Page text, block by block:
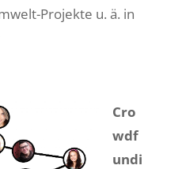
Projekte u. ä. in
Cro
wdf
undi